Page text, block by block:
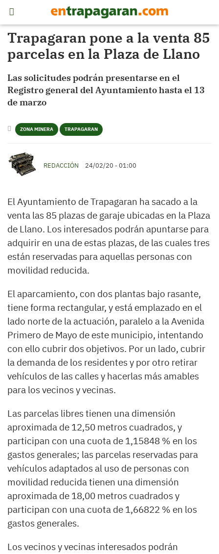
Trapagaran pone a la venta 85
parcelas en la Plaza de Llano
Las solicitudes podrán presentarse en el
Registro general del Ayuntamiento hasta el 13
de marzo
ZONA MINERA TRAPAGARAN
REDACCIÓN 24/02/20 - 01:00
El Ayuntamiento de Trapagaran ha sacado a la
venta las 85 plazas de garaje ubicadas en la Plaza
de Llano. Los interesados podrán apuntarse para
adquirir en una de estas plazas, de las cuales tres
están reservadas para aquellas personas con
movilidad reducida.
El aparcamiento, con dos plantas bajo rasante,
tiene forma rectangular, y está emplazado en el
lado norte de la actuación, paralelo a la Avenida
Primero de Mayo de este municipio, intentando
con ello cubrir dos objetivos. Por un lado, cubrir
la demanda de los residentes y por otro retirar
vehículos de las calles y hacerlas más amables
para los vecinos y vecinas.
Las parcelas libres tienen una dimensión
aproximada de 12,50 metros cuadrados, y
participan con una cuota de 1,15848 % en los
gastos generales; las parcelas reservadas para
vehículos adaptados al uso de personas con
movilidad reducida tienen una dimensión
aproximada de 18,00 metros cuadrados y
participan con una cuota de 1,66822 % en los
gastos generales.
Los vecinos y vecinas interesados podrán